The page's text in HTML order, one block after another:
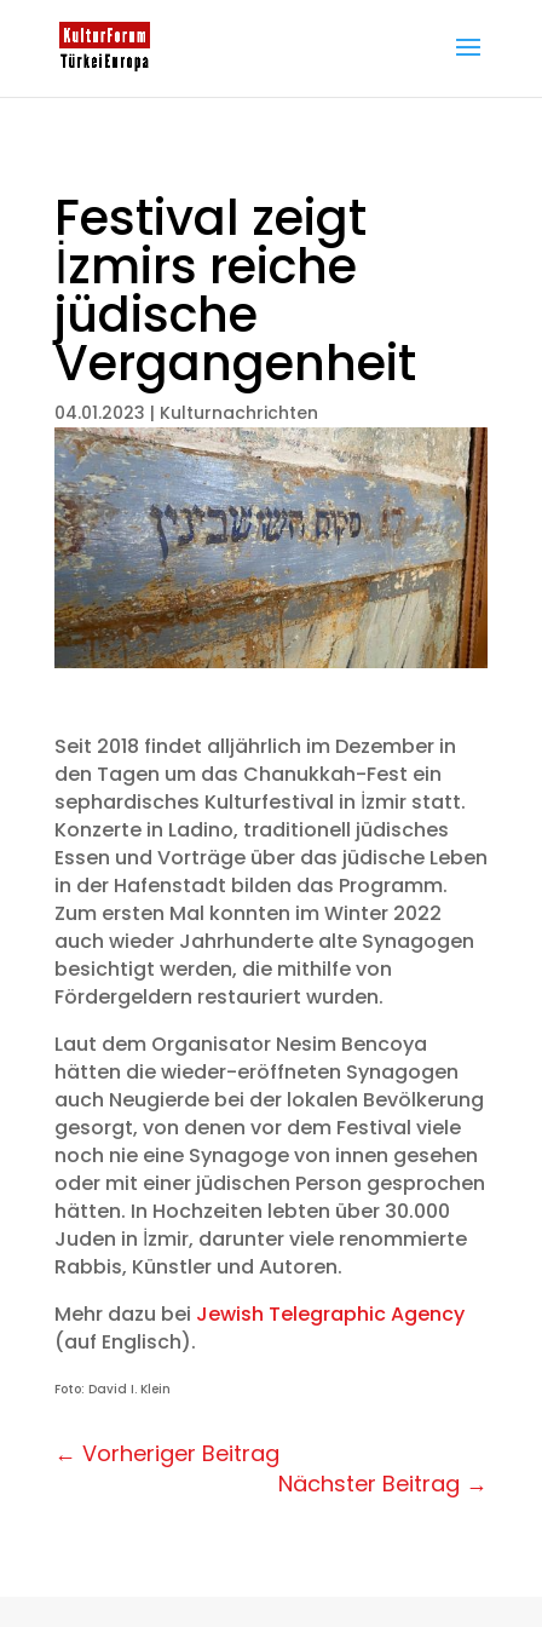
Festival zeigt
İzmirs reiche
jüdische
Vergangenheit
04.01.2023 | Kulturnachrichten
Seit 2018 findet alljährlich im Dezember in
den Tagen um das Chanukkah-Fest ein
sephardisches Kulturfestival in İzmir statt.
Konzerte in Ladino, traditionell jüdisches
Essen und Vorträge über das jüdische Leben
in der Hafenstadt bilden das Programm.
Zum ersten Mal konnten im Winter 2022
auch wieder Jahrhunderte alte Synagogen
besichtigt werden, die mithilfe von
Fördergeldern restauriert wurden.
Laut dem Organisator Nesim Bencoya
hätten die wieder-eröffneten Synagogen
auch Neugierde bei der lokalen Bevölkerung
gesorgt, von denen vor dem Festival viele
noch nie eine Synagoge von innen gesehen
oder mit einer jüdischen Person gesprochen
hätten. In Hochzeiten lebten über 30.000
Juden in İzmir, darunter viele renommierte
Rabbis, Künstler und Autoren.
Mehr dazu bei Jewish Telegraphic Agency
(auf Englisch).
Foto: David I. Klein
← Vorheriger Beitrag
Nächster Beitrag →